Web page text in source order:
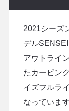
2021シーズ
デル
アウトライ
たカービン
イズフルラ
なっています